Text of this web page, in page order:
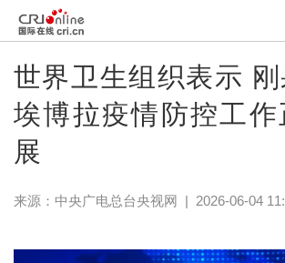
世界卫生组织表示 刚
埃博拉疫情防控工作
展
来源： 中央广电总台央视网 | 2026-06-04